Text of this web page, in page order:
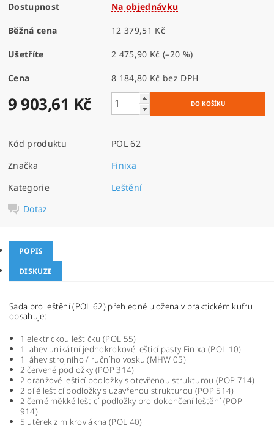
Dostupnost Na objednávku
Běžná cena 12 379,51 Kč
Ušetříte 2 475,90 Kč (–20 %)
Cena 8 184,80 Kč bez DPH
9 903,61 Kč
Kód produktu
POL 62
Značka
Finixa
Kategorie
Leštění
Dotaz
POPIS
DISKUZE
Sada pro leštění (POL 62) přehledně uložena v praktickém kufru
obsahuje:
1 elektrickou leštičku (POL 55)
1 lahev unikátní jednokrokové lešticí pasty Finixa (POL 10)
1 láhev strojního / ručního vosku (MHW 05)
2 červené podložky (POP 314)
2 oranžové lešticí podložky s otevřenou strukturou (POP 714)
2 bílé lešticí podložky s uzavřenou strukturou (POP 514)
2 černé měkké lešticí podložky pro dokončení leštění (POP
914)
5 utěrek z mikrovlákna (POL 40)